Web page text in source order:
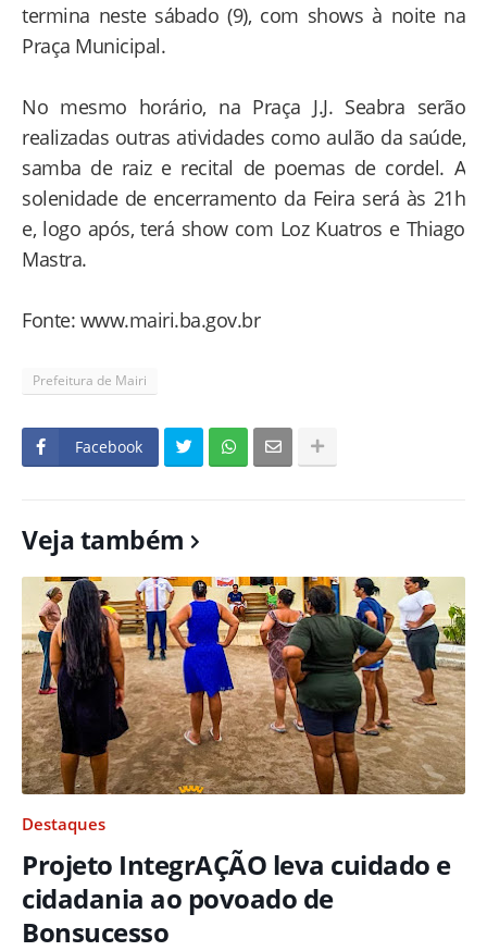
termina neste sábado (9), com shows à noite na
Praça Municipal.
No mesmo horário, na Praça J.J. Seabra serão
realizadas outras atividades como aulão da saúde,
samba de raiz e recital de poemas de cordel. A
solenidade de encerramento da Feira será às 21h
e, logo após, terá show com Loz Kuatros e Thiago
Mastra.
Fonte: www.mairi.ba.gov.br
Prefeitura de Mairi
Facebook
Veja também
Destaques
Projeto IntegrAÇÃO leva cuidado e
cidadania ao povoado de
Bonsucesso